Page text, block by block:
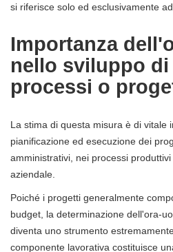
si riferisce solo ed esclusivamente
Importanza
nello sviluppo
processi o
La stima di questa misura è di vitale
pianificazione ed esecuzione dei
amministrativi, nei processi
aziendale.
Poiché i progetti generalmente
budget, la determinazione dell'ora-
diventa uno strumento
componente lavorativa costituisce